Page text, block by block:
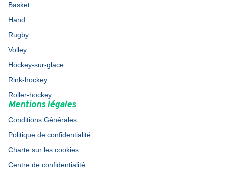
Basket
Hand
Rugby
Volley
Hockey-sur-glace
Rink-hockey
Roller-hockey
Mentions légales
Conditions Générales
Politique de confidentialité
Charte sur les cookies
Centre de confidentialité